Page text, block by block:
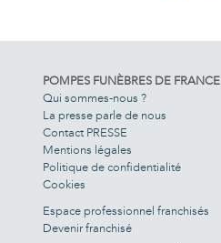
POMPES FUNÈBRES DE FRANCE
Qui sommes-nous ?
La presse parle de nous
Contact PRESSE
Mentions légales
Politique de confidentialité
Cookies
Espace professionnel franchisés
Devenir franchisé